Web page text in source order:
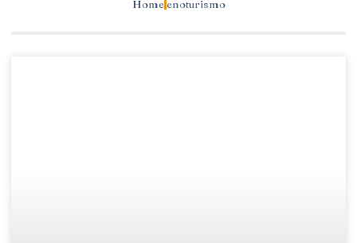
Home enoturismo